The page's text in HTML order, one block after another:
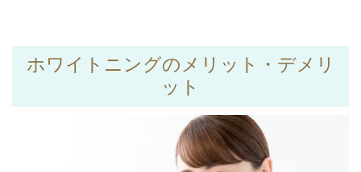
ホワイトニングのメリット・デメリ
ット